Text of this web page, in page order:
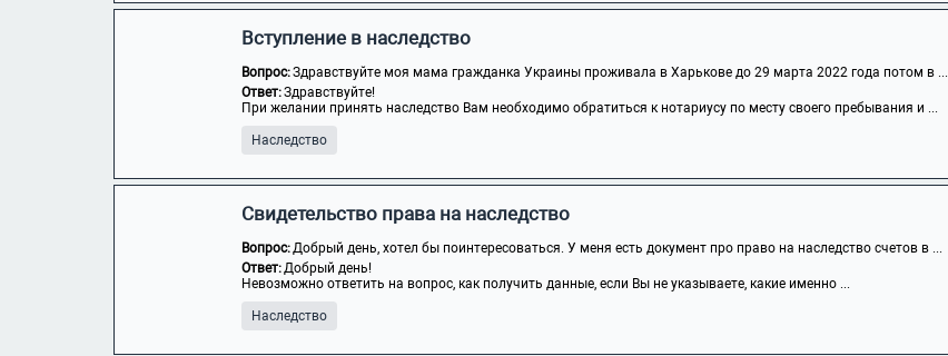
Вступление в наследство
Вопрос:Здравствуйте моя мама гражданка Украины проживала в Харькове до 29 марта 2022 года потом в ...
Ответ:Здравствуйте!
При желании принять наследство Вам необходимо обратиться к нотариусу по месту своего пребывания и ...
Наследство
Свидетельство права на наследство
Вопрос:Добрый день, хотел бы поинтересоваться. У меня есть документ про право на наследство счетов в ...
Ответ:Добрый день!
Невозможно ответить на вопрос, как получить данные, если Вы не указываете, какие именно ...
Наследство